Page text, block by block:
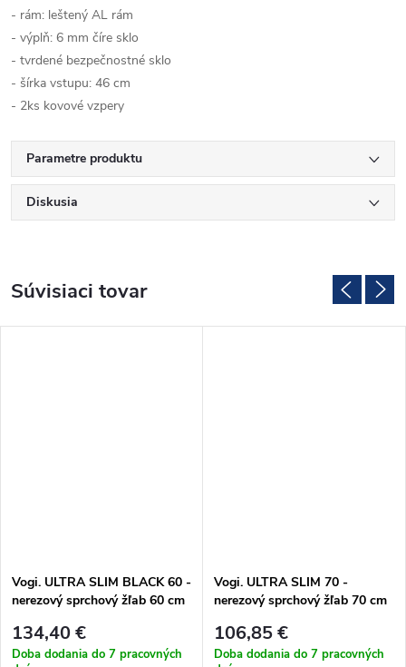
- rám: leštený AL rám
- výplň: 6 mm číre sklo
- tvrdené bezpečnostné sklo
- šírka vstupu: 46 cm
- 2ks kovové vzpery
Parametre produktu
Diskusia
Súvisiaci tovar
Vogi. ULTRA SLIM BLACK 60 -
nerezový sprchový žľab 60 cm
134,40 €
Doba dodania do 7 pracovných
Vogi. ULTRA SLIM 70 -
nerezový sprchový žľab 70 cm
106,85 €
Doba dodania do 7 pracovných